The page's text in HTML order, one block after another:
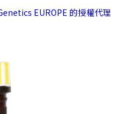
EUROPE 的授權代理